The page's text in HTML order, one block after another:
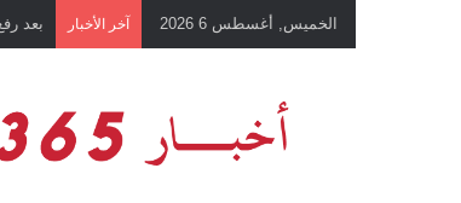
الخميس, أغسطس 6 2026 آخر الأخبار بعد